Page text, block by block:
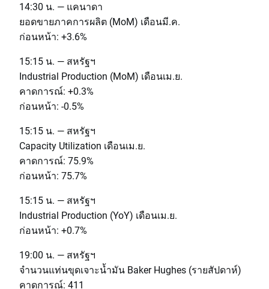
14:30 น. — แคนาดา
ยอดขายภาคการผลิต (MoM) เดือนมี.ค.
ก่อนหน้า: +3.6%
15:15 น. — สหรัฐฯ
Industrial Production (MoM) เดือนเม.ย.
คาดการณ์: +0.3%
ก่อนหน้า: -0.5%
15:15 น. — สหรัฐฯ
Capacity Utilization เดือนเม.ย.
คาดการณ์: 75.9%
ก่อนหน้า: 75.7%
15:15 น. — สหรัฐฯ
Industrial Production (YoY) เดือนเม.ย.
ก่อนหน้า: +0.7%
19:00 น. — สหรัฐฯ
จำนวนแท่นขุดเจาะน้ำมัน Baker Hughes (รายสัปดาห์)
คาดการณ์: 411